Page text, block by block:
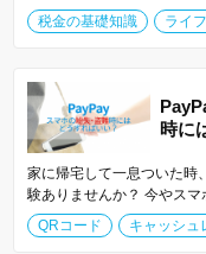
税金の基礎知識
ライ
時に
家に帰宅して一息ついた時
験ありませんか？ 今やス
QRコード
キャッシュ